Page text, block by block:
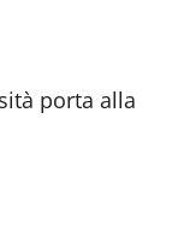
porta alla